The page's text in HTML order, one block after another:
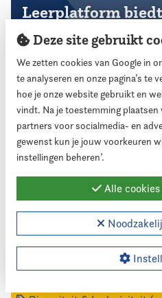
Leerplatform
voor raadsleden
Thema's
Accountant (13)
Agressie, bedreiging &
Bijeenkomsten (52)
Commissieleden (17)
Deze site gebruikt
We zetten cookies van Google in
te analyseren en onze pagina’s te
hoe je onze website gebruikt en
vindt. Na je toestemming plaatsen
partners voor socialmedia- en
gewenst kun je jouw voorkeuren
instellingen beheren’.
Alle